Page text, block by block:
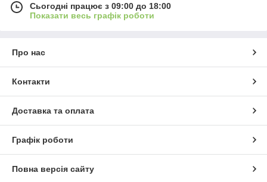
Сьогодні працює з 09:00 до 18:00
Показати весь графік роботи
Про нас
Контакти
Доставка та оплата
Графік роботи
Повна версія сайту